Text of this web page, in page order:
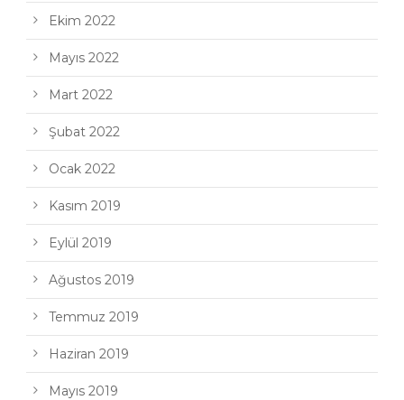
Ekim 2022
Mayıs 2022
Mart 2022
Şubat 2022
Ocak 2022
Kasım 2019
Eylül 2019
Ağustos 2019
Temmuz 2019
Haziran 2019
Mayıs 2019